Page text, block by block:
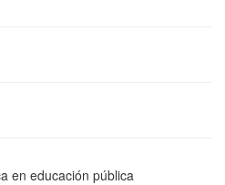
en educación pública